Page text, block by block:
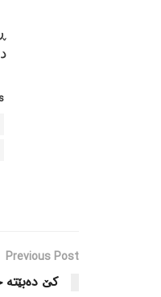
Previous Post
کێ